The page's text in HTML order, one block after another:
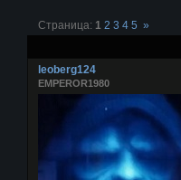
Страница: 1 2 3 4 5 »
leoberg124
EMPEROR1980